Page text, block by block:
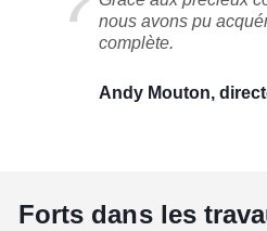
nous avons pu
complète.
Andy Mouton,
Forts dans les